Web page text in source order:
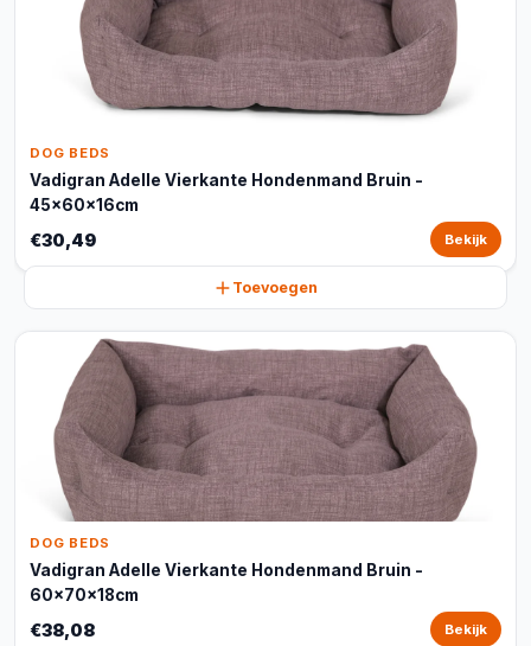
DOG BEDS
Vadigran Adelle Vierkante Hondenmand Bruin -
45x60x16cm
€30,49 Bekijk
Toevoegen
DOG BEDS
Vadigran Adelle Vierkante Hondenmand Bruin -
60x70x18cm
€38,08 Bekijk